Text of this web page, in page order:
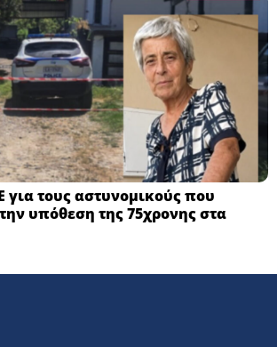
για τους αστυνομικούς που
υπόθεση της 75χρονης στα